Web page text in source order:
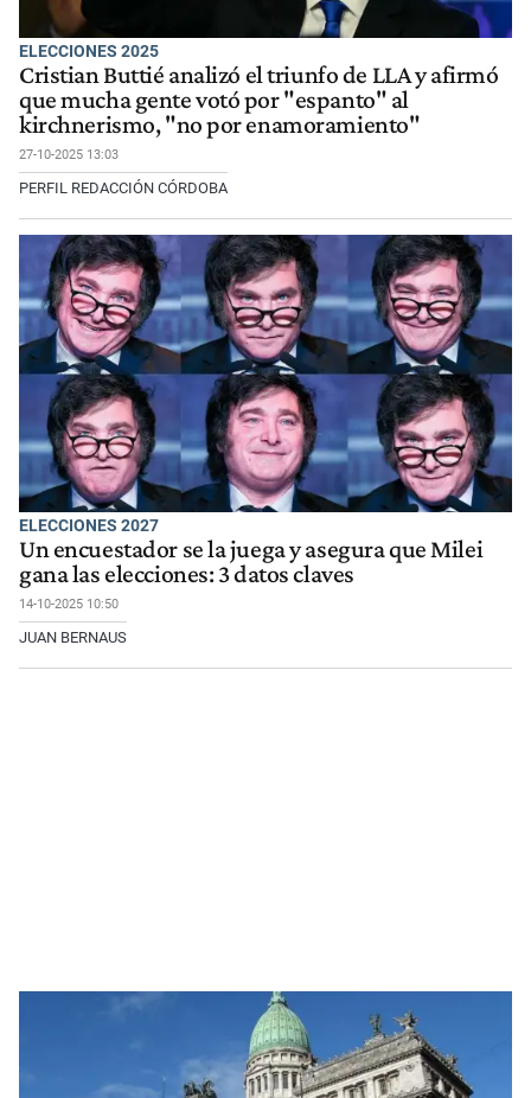
ELECCIONES 2025
Cristian Buttié analizó el triunfo de LLA y afirmó
que mucha gente votó por "espanto" al
kirchnerismo, "no por enamoramiento"
27-10-2025 13:03
PERFIL REDACCIÓN CÓRDOBA
ELECCIONES 2027
Un encuestador se la juega y asegura que Milei
gana las elecciones: 3 datos claves
14-10-2025 10:50
JUAN BERNAUS